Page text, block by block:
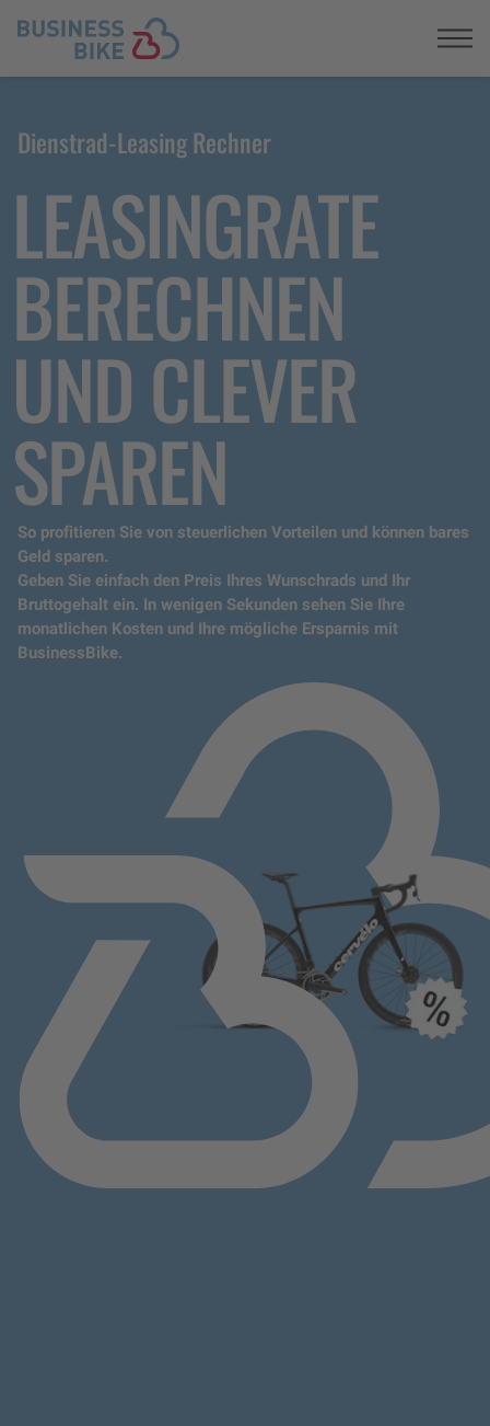
Dienstrad-Leasing Rechner
LEASINGRATE
BERECHNEN
UND CLEVER
SPAREN
So profitieren Sie von steuerlichen Vorteilen und können bares
Geld sparen.
Geben Sie einfach den Preis Ihres Wunschrads und Ihr
Bruttogehalt ein. In wenigen Sekunden sehen Sie Ihre
monatlichen Kosten und Ihre mögliche Ersparnis mit
BusinessBike.